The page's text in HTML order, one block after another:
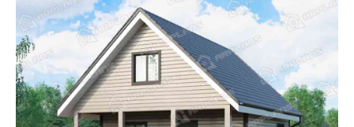
Прикрепить файл
Согласен на обработку персональных данных
This site is protected by reCAPTCHA and the GooglePrivacy Policy andTerms of Service